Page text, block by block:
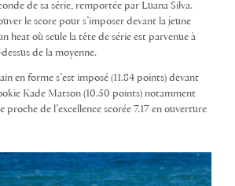
de sa série, remportée par Luana Silva.
le score pour s’imposer devant la jeune
heat où seule la tête de série est parvenue à
de la moyenne.
en forme s’est imposé (11.84 points) devant
Kade Matson (10.50 points) notamment
proche de l’excellence scorée 7.17 en ouverture